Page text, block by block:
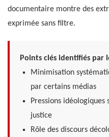
documentaire montre des
exprimée sans filtre.
Points clés identifiés par
Minimisation
par certains médias
Pressions idéologiques
justice
Rôle des discours